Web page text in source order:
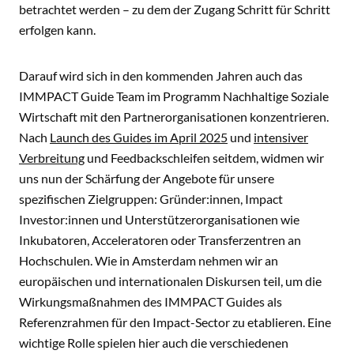
betrachtet werden – zu dem der Zugang Schritt für Schritt
erfolgen kann.
Darauf wird sich in den kommenden Jahren auch das
IMMPACT Guide Team im Programm Nachhaltige Soziale
Wirtschaft mit den Partnerorganisationen konzentrieren.
Nach Launch des Guides im April 2025 und intensiver
Verbreitung und Feedbackschleifen seitdem, widmen wir
uns nun der Schärfung der Angebote für unsere
spezifischen Zielgruppen: Gründer:innen, Impact
Investor:innen und Unterstützerorganisationen wie
Inkubatoren, Acceleratoren oder Transferzentren an
Hochschulen. Wie in Amsterdam nehmen wir an
europäischen und internationalen Diskursen teil, um die
Wirkungsmaßnahmen des IMMPACT Guides als
Referenzrahmen für den Impact-Sector zu etablieren. Eine
wichtige Rolle spielen hier auch die verschiedenen